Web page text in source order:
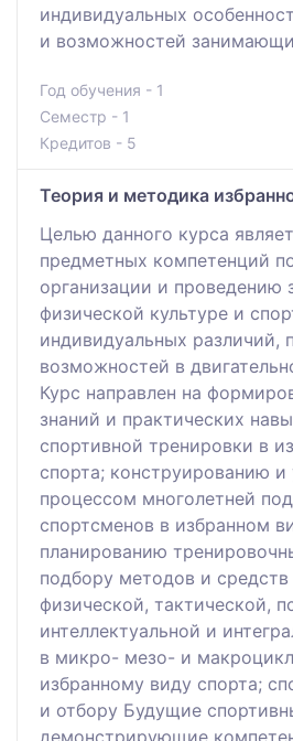
индивидуальных
и возможностей
Год обучения - 1
Семестр - 1
Кредитов - 5
Теория и методика
Целью данного курса
предметных компетенций
организации и проведению
физической культуре и
индивидуальных различий,
возможностей в
Курс направлен на
знаний и практических
спортивной тренировки в
спорта; конструированию и
процессом многолетней
спортсменов в избранном
планированию
подбору методов и средств
физической, тактической,
интеллектуальной и
в микро- мезо- и
избранному виду спорта;
и отбору Будущие
демонстрирующие